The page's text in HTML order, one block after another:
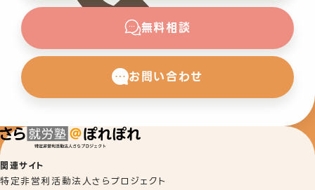
無料相談
お問い合わせ
関連サイト
特定非営利活動法人さらプロジェクト